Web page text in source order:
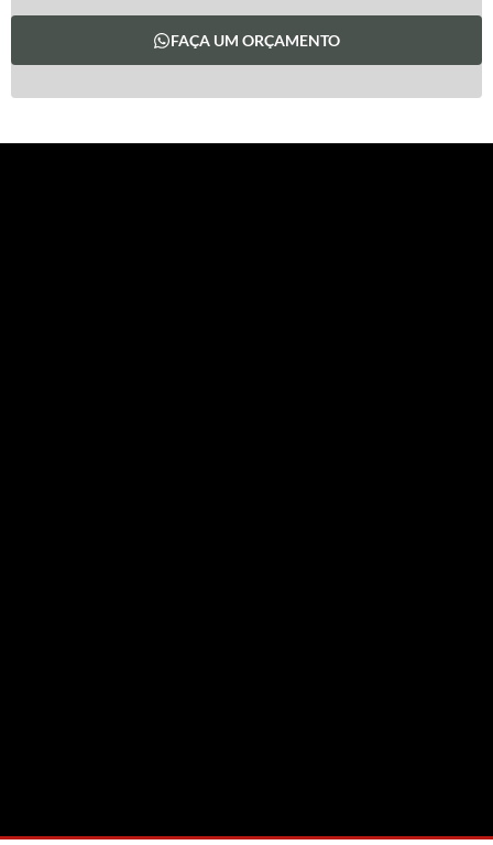
FAÇA UM ORÇAMENTO